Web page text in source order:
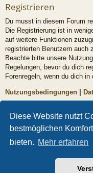
Diese Website nutzt
bestmöglichen
bieten. Mehr erfahren
Registrieren
Du musst in diesem Forum
Die Registrierung ist in
auf weitere Funktionen
registrierten Benutzern auch
Beachte bitte unsere
Regelungen, bevor du dich
Forenregeln, wenn du dich
Nutzungsbedingungen
Registrieren
Startseite Foren
Powered by
Arty-